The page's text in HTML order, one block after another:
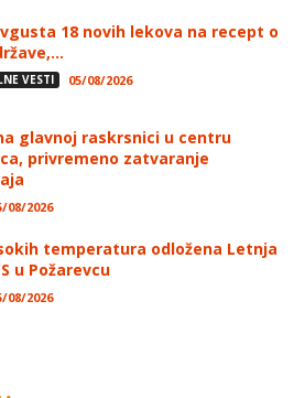
18 novih lekova na recept o
VESTI 05/08/2026
glavnoj raskrsnici u centru
privremeno zatvaranje
08/2026
temperatura odložena Letnja
u Požarevcu
08/2026